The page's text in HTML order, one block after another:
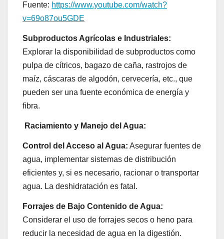
Fuente: https://www.youtube.com/watch?
v=69o87ou5GDE
Subproductos Agrícolas e Industriales:
Explorar la disponibilidad de subproductos como
pulpa de cítricos, bagazo de caña, rastrojos de
maíz, cáscaras de algodón, cervecería, etc., que
pueden ser una fuente económica de energía y
fibra.
Raciamiento y Manejo del Agua:
Control del Acceso al Agua: Asegurar fuentes de
agua, implementar sistemas de distribución
eficientes y, si es necesario, racionar o transportar
agua. La deshidratación es fatal.
Forrajes de Bajo Contenido de Agua:
Considerar el uso de forrajes secos o heno para
reducir la necesidad de agua en la digestión.